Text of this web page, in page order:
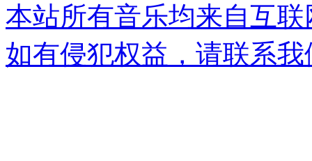
本站所有音乐均来自互
如有侵犯权益，请联系